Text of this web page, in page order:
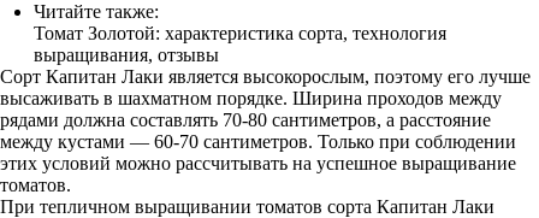
Читайте также:
Томат Золотой: характеристика сорта, технология
выращивания, отзывы
Сорт Капитан Лаки является высокорослым, поэтому его лучше
высаживать в шахматном порядке. Ширина проходов между
рядами должна составлять 70-80 сантиметров, а расстояние
между кустами — 60-70 сантиметров. Только при соблюдении
этих условий можно рассчитывать на успешное выращивание
томатов.
При тепличном выращивании томатов сорта Капитан Лаки